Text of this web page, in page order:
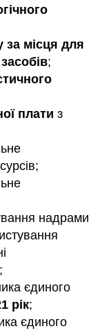
за місця для
;
плати з
надрами
єдиного
рік;
єдиного